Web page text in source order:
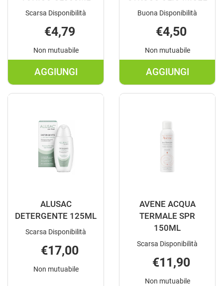
Scarsa Disponibilità
€4,79
Non mutuabile
AGGIUNGI
AGGIUNGI ACQUA
ALLE
TONICO
CL300ML AL
CARRELLO
Buona Disponibilità
€4,50
Non mutuabile
AGGIUNGI
AGGIUNGI
SALV
MICEL AL
CARRELLO
ALUSAC
DETERGENTE 125ML
Scarsa Disponibilità
€17,00
Non mutuabile
AVENE ACQUA
TERMALE SPR
150ML
Scarsa Disponibilità
€11,90
Non mutuabile